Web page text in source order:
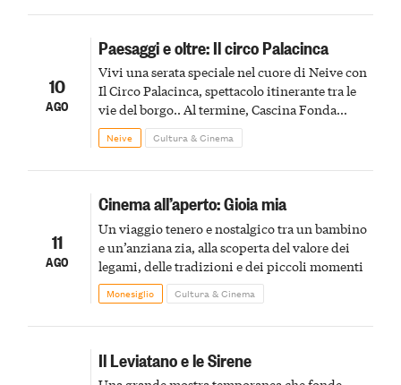
10
AGO
Paesaggi e oltre: Il circo Palacinca
Vivi una serata speciale nel cuore di Neive con
Il Circo Palacinca, spettacolo itinerante tra le
vie del borgo.. Al termine, Cascina Fonda
Winery offrirà una degustazione di due
spumanti.
Neive Cultura & Cinema
11
AGO
Cinema all’aperto: Gioia mia
Un viaggio tenero e nostalgico tra un bambino
e un’anziana zia, alla scoperta del valore dei
legami, delle tradizioni e dei piccoli momenti
Monesiglio Cultura & Cinema
Il Leviatano e le Sirene